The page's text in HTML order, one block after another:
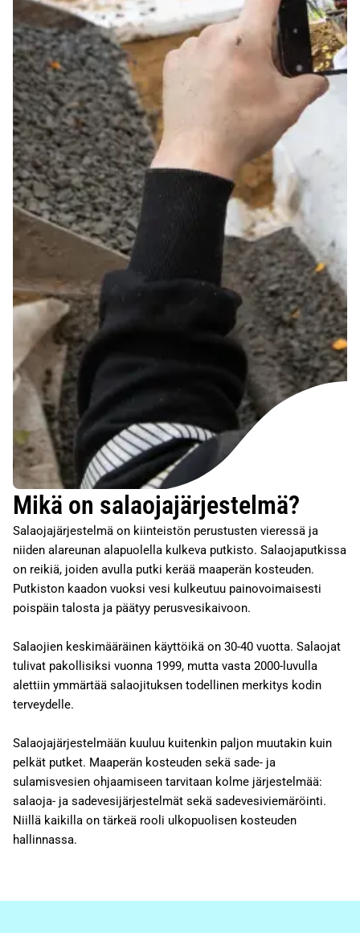
Mikä on salaojajärjestelmä?
Salaojajärjestelmä on kiinteistön perustusten vieressä ja
niiden alareunan alapuolella kulkeva putkisto. Salaojaputkissa
on reikiä, joiden avulla putki kerää maaperän kosteuden.
Putkiston kaadon vuoksi vesi kulkeutuu painovoimaisesti
poispäin talosta ja päätyy perusvesikaivoon.
Salaojien keskimääräinen käyttöikä on 30-40 vuotta. Salaojat
tulivat pakollisiksi vuonna 1999, mutta vasta 2000-luvulla
alettiin ymmärtää salaojituksen todellinen merkitys kodin
terveydelle.
Salaojajärjestelmään kuuluu kuitenkin paljon muutakin kuin
pelkät putket. Maaperän kosteuden sekä sade- ja
sulamisvesien ohjaamiseen tarvitaan kolme järjestelmää:
salaoja- ja sadevesijärjestelmät sekä sadevesiviemäröinti.
Niillä kaikilla on tärkeä rooli ulkopuolisen kosteuden
hallinnassa.